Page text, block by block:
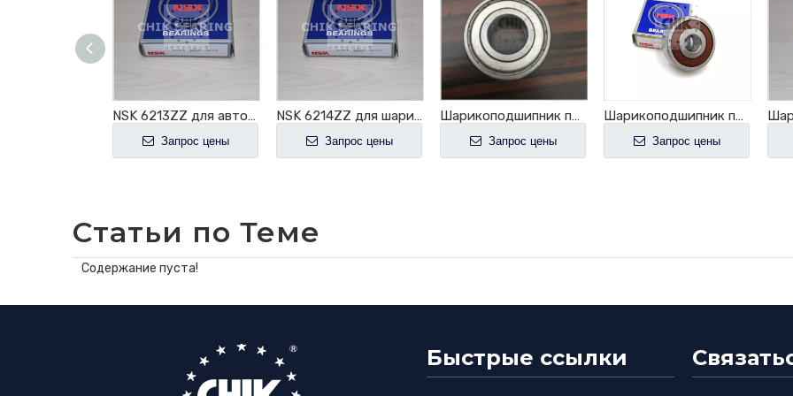
NSK 6213ZZ для автомобильных стальных герметичных радиальных шарикоподшипников
Запрос цены
NSK 6214ZZ для шарикоподшипника паза высокой точности тележек глубокого
Запрос цены
Шарикоподшипник паза 6215ЗЗ одиночной строки подшипника индустрии НСК 6215ЗЗ глубокий
Запрос цены
Шарикоподшипник паза подшипника P0/P6/P5 мотора NSK 6300DDU глубокий
Запрос цены
Статьи по Теме
Содержание пуста!
Быстрые ссылки